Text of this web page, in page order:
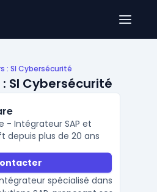
: SI Cybersécurité
SI Cybersécurité
- Intégrateur SAP et
depuis plus de 20 ans
spécialisé dans